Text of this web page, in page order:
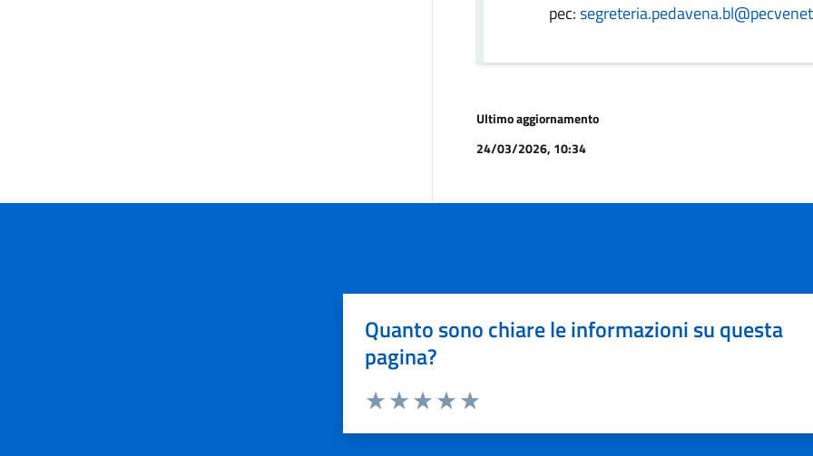
pec:
Ultimo aggiornamento
24/03/2026, 10:34
Quanto sono chiare le informazioni su questa
pagina?